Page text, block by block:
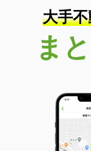
大手
ま